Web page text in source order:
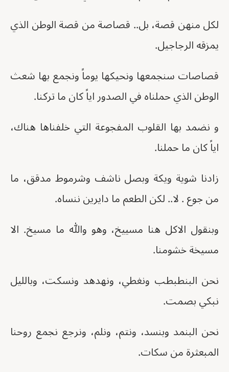
لكل منهن قصة، بل.. قصاصة من قصة الوطن الذي
يمزقه الرجاجيل.
قصاصات سنجمعها ونحيكها يوماً ونجمع بها شعث
الوطن الذي حملناه في الصدور اياً كان ما تركنا.
و نضمد بها القلوب المفجوعة التي خلفناها هناك،
اياً كان ما حملنا.
زادنا شوية ويكة وبصل ناشف وشرموط مدقق، ما
من جوع . لا.. لكن الطعم ما دايرين ننساه.
وبنقول الاكل هنا مسييخ، وهو والله ما مسيخ. الا
مسيخة خشومنا.
نحن البنطبطب ونغطي، ونهدهد ونسكت، وبالليل
نبكي بصمت.
نحن البنمد وبنسد، ونتم، ونلم، ونرجع نجمع روحنا
المبعثرة من سكات.